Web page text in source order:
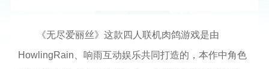
《无尽爱丽丝》这款四人联机肉鸽游戏是由
HowlingRain、响雨互动娱乐共同打造的，本作中角色